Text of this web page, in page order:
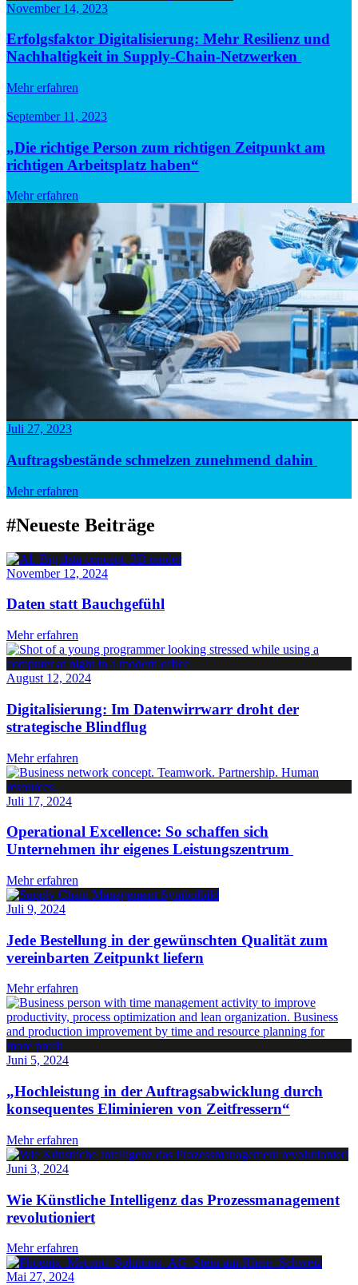
November 14, 2023
Erfolgsfaktor Digitalisierung: Mehr Resilienz und
Nachhaltigkeit in Supply-Chain-Netzwerken
Mehr erfahren
September 11, 2023
„Die richtige Person zum richtigen Zeitpunkt am
richtigen Arbeitsplatz haben“
Mehr erfahren
Juli 27, 2023
Auftragsbestände schmelzen zunehmend dahin
Mehr erfahren
#Neueste Beiträge
November 12, 2024
Daten statt Bauchgefühl
Mehr erfahren
August 12, 2024
Digitalisierung: Im Datenwirrwarr droht der
strategische Blindflug
Mehr erfahren
Juli 17, 2024
Operational Excellence: So schaffen sich
Unternehmen ihr eigenes Leistungszentrum
Mehr erfahren
Juli 9, 2024
Jede Bestellung in der gewünschten Qualität zum
vereinbarten Zeitpunkt liefern
Mehr erfahren
Juni 5, 2024
„Hochleistung in der Auftragsabwicklung durch
konsequentes Eliminieren von Zeitfressern“
Mehr erfahren
Juni 3, 2024
Wie Künstliche Intelligenz das Prozessmanagement
revolutioniert
Mehr erfahren
Mai 27, 2024